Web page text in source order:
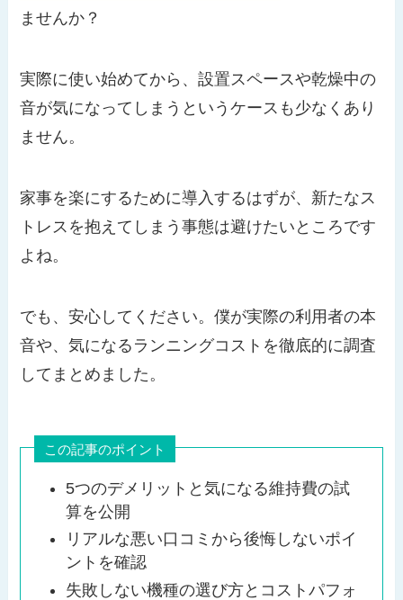
ませんか？
実際に使い始めてから、設置スペースや乾燥中の
音が気になってしまうというケースも少なくあり
ません。
家事を楽にするために導入するはずが、新たなス
トレスを抱えてしまう事態は避けたいところです
よね。
でも、安心してください。僕が実際の利用者の本
音や、気になるランニングコストを徹底的に調査
してまとめました。
この記事のポイント
5つのデメリットと気になる維持費の試
算を公開
リアルな悪い口コミから後悔しないポイ
ントを確認
失敗しない機種の選び方とコストパフォ